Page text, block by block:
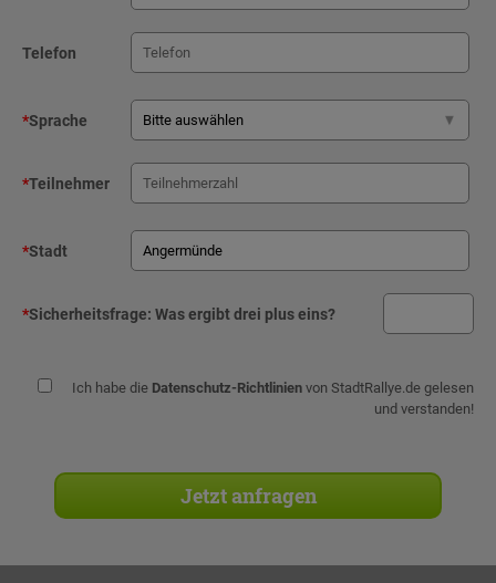
Telefon
*Sprache
*Teilnehmer
*Stadt
*Sicherheitsfrage: Was ergibt drei plus eins?
Ich habe die Datenschutz-Richtlinien von StadtRallye.de gelesen
und verstanden!